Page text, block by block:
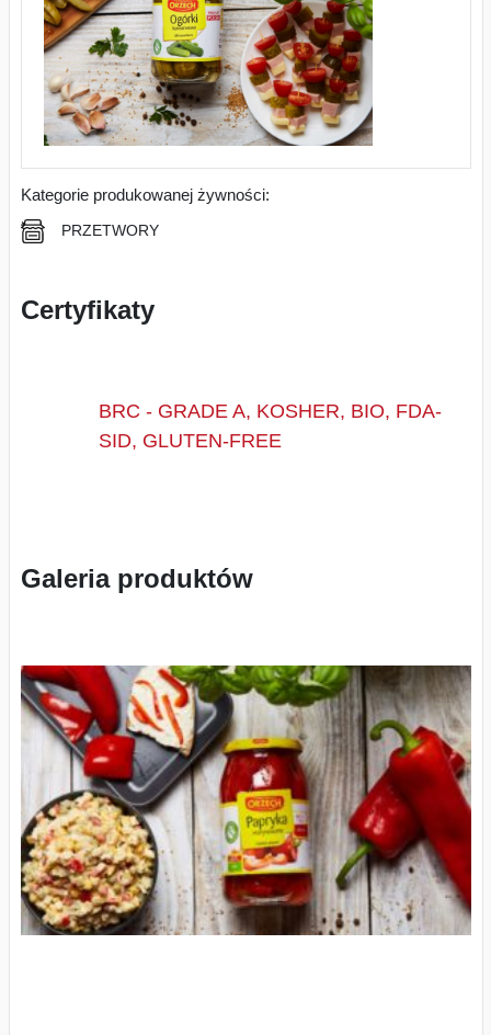
Kategorie produkowanej żywności:
PRZETWORY
Certyfikaty
BRC - GRADE A, KOSHER, BIO, FDA-
SID, GLUTEN-FREE
Galeria produktów